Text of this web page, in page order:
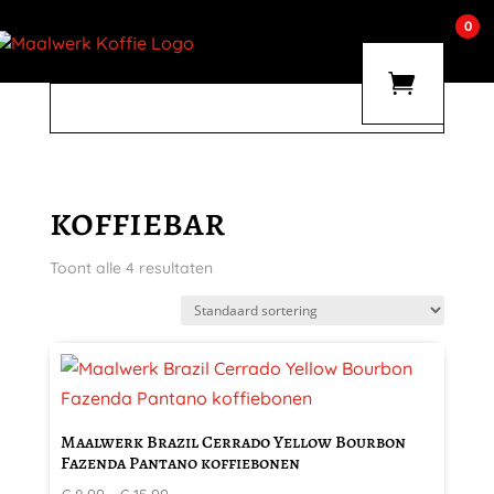
0
koffiebar
Toont alle 4 resultaten
Maalwerk Brazil Cerrado Yellow Bourbon
Fazenda Pantano koffiebonen
Dit
product
meerdere
variaties.